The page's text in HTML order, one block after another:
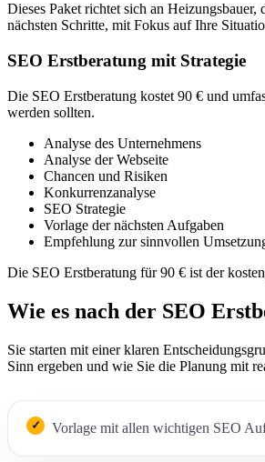
Dieses Paket richtet sich an
nächsten Schritte, mit Fokus auf Ihre
SEO Erstberatung mit Strategie
Die SEO Erstberatung kostet 90 € und
werden sollten.
Analyse des Unternehmens
Analyse der Webseite
Chancen und Risiken
Konkurrenzanalyse
SEO Strategie
Vorlage der nächsten Aufgaben
Empfehlung zur sinnvollen
Die SEO Erstberatung für 90 € ist der
Wie es nach der SEO
Sie starten mit einer klaren
Sinn ergeben und wie Sie die Planung mit
Vorlage mit allen wichtigen SEO